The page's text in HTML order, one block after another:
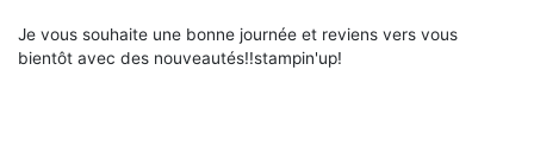
Je vous souhaite une bonne journée et reviens vers vous
bientôt avec des nouveautés!!stampin'up!